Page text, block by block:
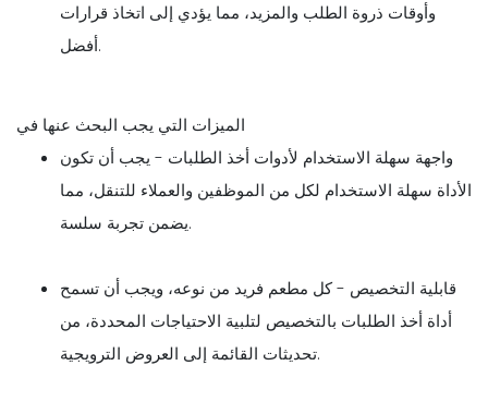
وأوقات ذروة الطلب والمزيد، مما يؤدي إلى اتخاذ قرارات
أفضل.
الميزات التي يجب البحث عنها في
واجهة سهلة الاستخدام لأدوات أخذ الطلبات - يجب أن تكون
الأداة سهلة الاستخدام لكل من الموظفين والعملاء للتنقل، مما
يضمن تجربة سلسة.
قابلية التخصيص - كل مطعم فريد من نوعه، ويجب أن تسمح
أداة أخذ الطلبات بالتخصيص لتلبية الاحتياجات المحددة، من
تحديثات القائمة إلى العروض الترويجية.